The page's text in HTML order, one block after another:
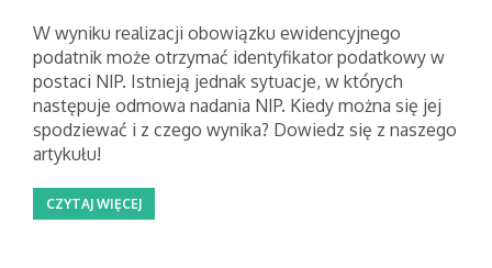
W wyniku realizacji obowiązku ewidencyjnego
podatnik może otrzymać identyfikator podatkowy w
postaci NIP. Istnieją jednak sytuacje, w których
następuje odmowa nadania NIP. Kiedy można się jej
spodziewać i z czego wynika? Dowiedz się z naszego
artykułu!
CZYTAJ WIĘCEJ